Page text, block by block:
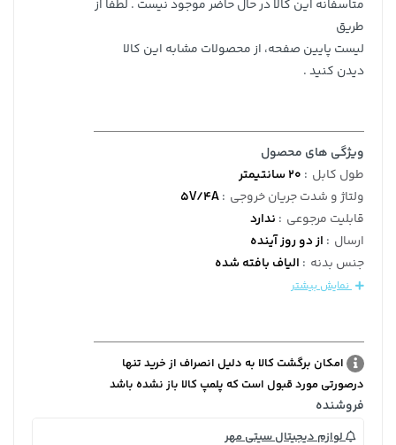
متاسفانه این کالا در حال حاضر موجود نیست . لطفا از
طریق
لیست پایین صفحه، از محصولات مشابه این کالا
دیدن کنید .
ویژگی های محصول
طول کابل : 20 سانتیمتر
ولتاژ و شدت جریان خروجی :
5V/4A
قابلیت مرجوعی : ندارد
ارسال : از دو روز آینده
جنس بدنه : الیاف بافته شده
نمایش بیشتر
امکان برگشت کالا به دلیل انصراف از خرید تنها
درصورتی مورد قبول است که پلمپ کالا باز نشده باشد
فروشنده
لوازم دیجیتال سیتی مهر